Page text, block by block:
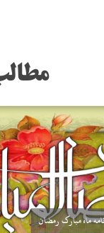
خداوند نمي‌خواهد
بر